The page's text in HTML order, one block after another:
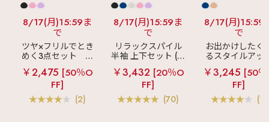
8/17(月)15:59ま
で
ツヤ×フリルでとき
めく3点セット
シ
ルキー ショートパ
ンツ 3点セット
￥2,475 [50％O
FF]
(2)
8/17(月)15:59ま
で
リラックスパイル
半袖 上下セット (男
女兼用サイズ)
￥3,432 [20％O
FF]
(70)
8/17(月)15:59
で
お出かけしたく
るスタイルアッ
見え
ストライ
フリル ロングパ
ツ 綿混 上下セ
￥3,245 [50
FF]
(1)